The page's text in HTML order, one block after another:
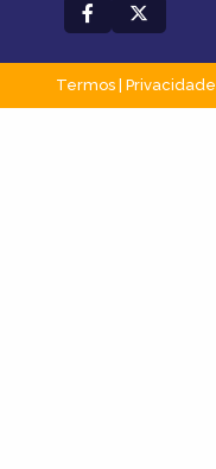
Termos | Privacidade